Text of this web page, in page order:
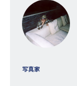
写真家